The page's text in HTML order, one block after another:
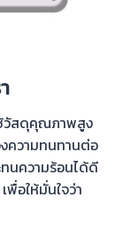
วัสดุคุณภาพสูง
ความทนทานต่อ
นความร้อนได้ดี
อให้มั่นใจว่า